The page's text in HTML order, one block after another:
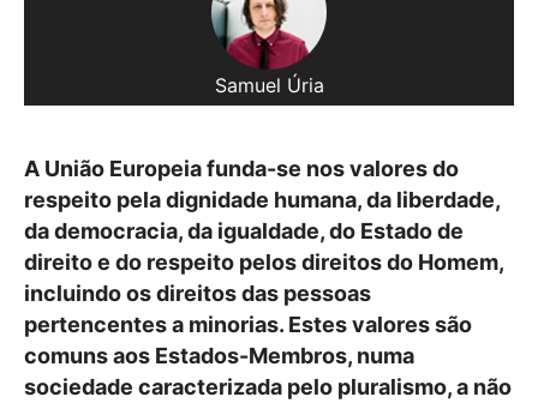
Samuel Úria
A União Europeia funda-se nos valores do
respeito pela dignidade humana, da liberdade,
da democracia, da igualdade, do Estado de
direito e do respeito pelos direitos do Homem,
incluindo os direitos das pessoas
pertencentes a minorias. Estes valores são
comuns aos Estados-Membros, numa
sociedade caracterizada pelo pluralismo, a não